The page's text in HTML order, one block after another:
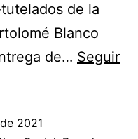
de la
Blanco
de… Seguir
2021